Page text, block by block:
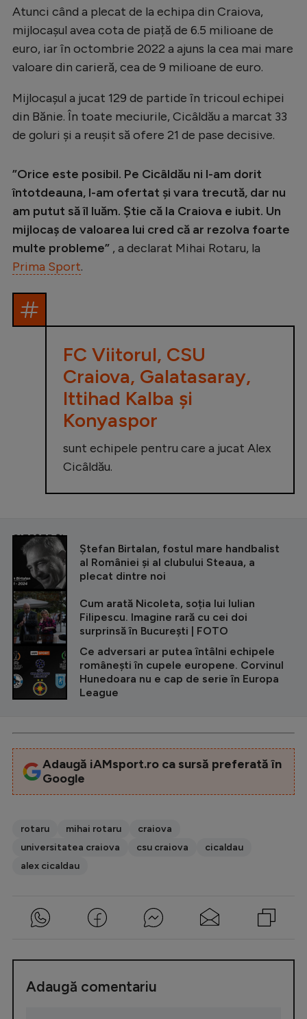
JO 2026
Intră în cont
Creează cont
Atunci când a plecat de la echipa din Craiova,
mijlocașul avea cota de piață de 6.5 milioane de
euro, iar în octombrie 2022 a ajuns la cea mai mare
valoare din carieră, cea de 9 milioane de euro.
Mijlocașul a jucat 129 de partide în tricoul echipei
din Bănie. În toate meciurile, Cicâldău a marcat 33
de goluri şi a reușit să ofere 21 de pase decisive.
”Orice este posibil. Pe Cicâldău ni l-am dorit
întotdeauna, l-am ofertat şi vara trecută, dar nu
am putut să îl luăm. Ştie că la Craiova e iubit. Un
mijlocaş de valoarea lui cred că ar rezolva foarte
multe probleme” , a declarat Mihai Rotaru, la
Prima Sport.
FC Viitorul, CSU
Craiova, Galatasaray,
Ittihad Kalba și
Konyaspor
sunt echipele pentru care a jucat Alex
Cicâldău.
CITEȘTE ȘI
Ștefan Birtalan, fostul mare handbalist
al României și al clubului Steaua, a
plecat dintre noi
Cum arată Nicoleta, soția lui Iulian
Filipescu. Imagine rară cu cei doi
surprinsă în București | FOTO
Ce adversari ar putea întâlni echipele
românești în cupele europene. Corvinul
Hunedoara nu e cap de serie în Europa
League
Adaugă iAMsport.ro ca sursă preferată în
Google
rotaru mihai rotaru
craiova
universitatea craiova
csu craiova
cicaldau
alex cicaldau
Adaugă comentariu